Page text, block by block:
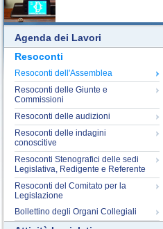
Agenda dei Lavori
Resoconti
Resoconti dell'Assemblea
Resoconti delle Giunte e
Commissioni
Resoconti delle audizioni
Resoconti delle indagini
conoscitive
Resoconti Stenografici delle sedi
Legislativa, Redigente e Referente
Resoconti del Comitato per la
Legislazione
Bollettino degli Organi Collegiali